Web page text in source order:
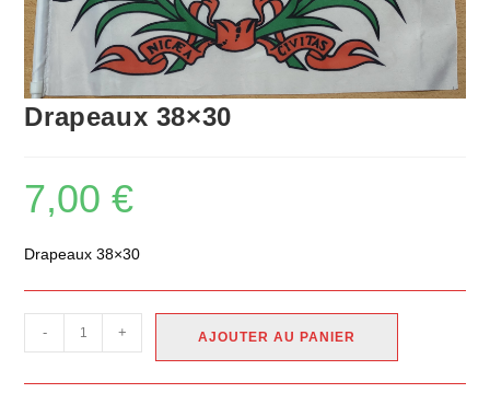
Drapeaux 38×30
7,00€
Drapeaux 38×30
- + AJOUTER AU PANIER